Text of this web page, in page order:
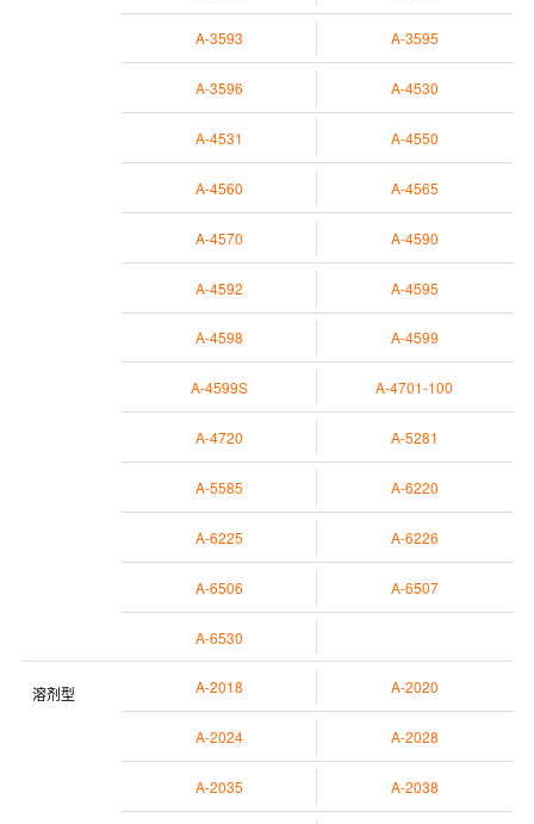
A-3593 A-3595
A-3596 A-4530
A-4531 A-4550
A-4560 A-4565
A-4570 A-4590
A-4592 A-4595
A-4598 A-4599
A-4599S A-4701-100
A-4720 A-5281
A-5585 A-6220
A-6225 A-6226
A-6506 A-6507
A-6530
溶剂型 A-2018 A-2020
A-2024 A-2028
A-2035 A-2038